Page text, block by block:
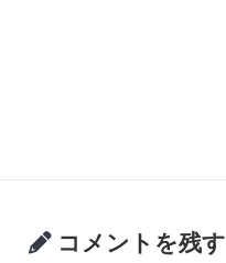
コメントを残す